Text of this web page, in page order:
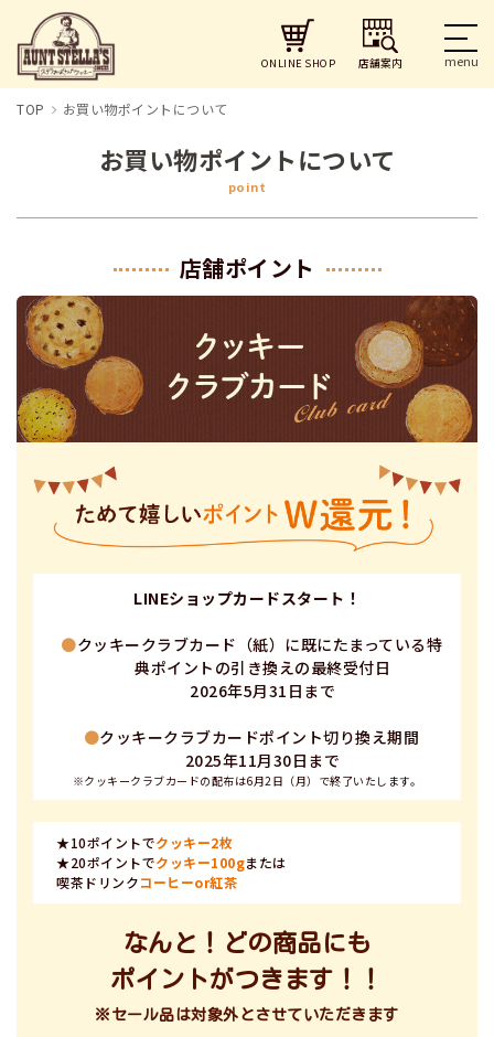
ONLINE SHOP 店舗案内
TOP お買い物ポイントについて
お買い物ポイントについて
point
店舗ポイント
LINEショップカードスタート！
●クッキークラブカード（紙）に既にたまっている特
典ポイントの引き換えの最終受付日
2026年5月31日まで
●クッキークラブカードポイント切り換え期間
2025年11月30日まで
※クッキークラブカードの配布は6月2日（月）で終了いたします。
★10ポイントでクッキー2枚
★20ポイントでクッキー100gまたは
喫茶ドリンクコーヒーor紅茶
なんと！どの商品にも
ポイントがつきます！！
※セール品は対象外とさせていただきます